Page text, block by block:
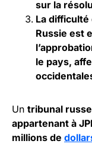
sur la
La
Russie est
le pays,
Un tribunal russe
appartenant à
millions de